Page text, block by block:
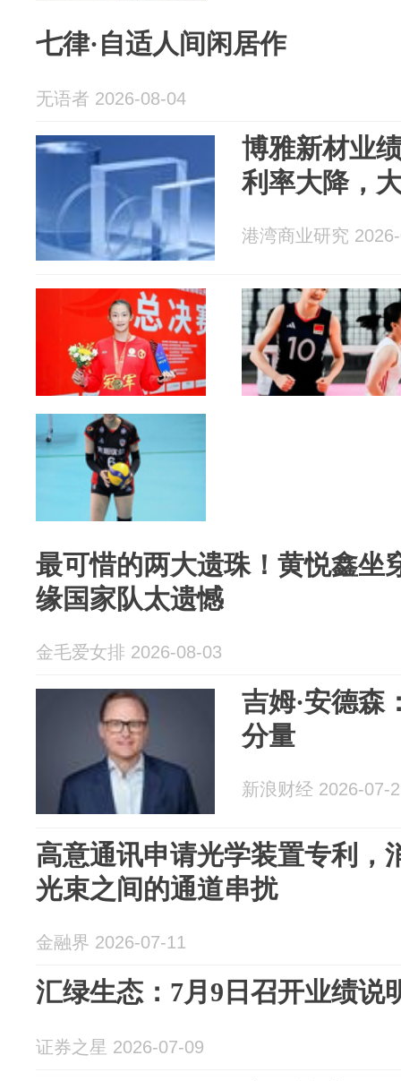
七律·自适人间闲居作
无语者 2026-08-04
博雅新材业
利率大降，
港湾商业研究
最可惜的两大遗珠！黄悦鑫坐
缘国家队太遗憾
金毛爱女排 2026-08-03
吉姆·安德森
分量
新浪财经 2026-07-
高意通讯申请光学装置专利，
光束之间的通道串扰
金融界 2026-07-11
汇绿生态：7月9日召开业绩说
证券之星 2026-07-09